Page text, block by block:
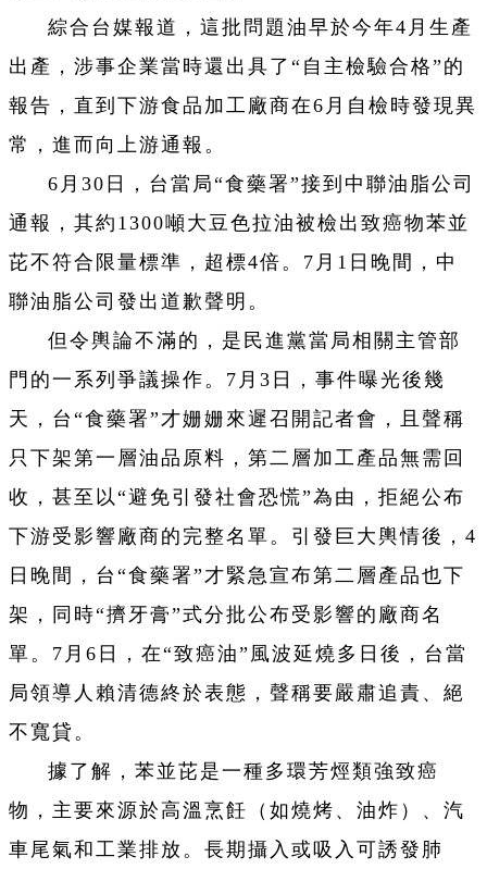
綜合台媒報道，這批問題油早於今年4月生產
出產，涉事企業當時還出具了“自主檢驗合格”的
報告，直到下游食品加工廠商在6月自檢時發現異
常，進而向上游通報。
6月30日，台當局“食藥署”接到中聯油脂公司
通報，其約1300噸大豆色拉油被檢出致癌物苯並
芘不符合限量標準，超標4倍。7月1日晚間，中
聯油脂公司發出道歉聲明。
但令輿論不滿的，是民進黨當局相關主管部
門的一系列爭議操作。7月3日，事件曝光後幾
天，台“食藥署”才姗姗來遲召開記者會，且聲稱
只下架第一層油品原料，第二層加工產品無需回
收，甚至以“避免引發社會恐慌”為由，拒絕公布
下游受影響廠商的完整名單。引發巨大輿情後，4
日晚間，台“食藥署”才緊急宣布第二層產品也下
架，同時“擠牙膏”式分批公布受影響的廠商名
單。7月6日，在“致癌油”風波延燒多日後，台當
局領導人賴清德終於表態，聲稱要嚴肅追責、絕
不寬貸。
據了解，苯並芘是一種多環芳烴類強致癌
物，主要來源於高溫烹飪（如燒烤、油炸）、汽
車尾氣和工業排放。長期攝入或吸入可誘發肺